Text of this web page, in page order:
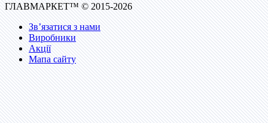
ГЛАВМАРКЕТ™ © 2015-2026
Зв’язатися з нами
Виробники
Акції
Мапа сайту